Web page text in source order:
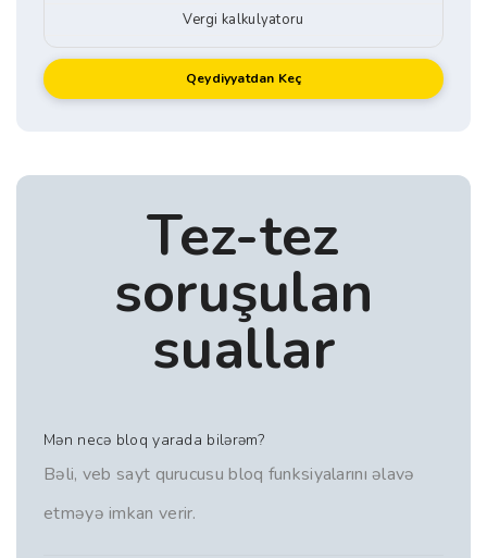
Vergi kalkulyatoru
Qeydiyyatdan Keç
Tez-tez
soruşulan
suallar
Mən necə bloq yarada bilərəm?
Bəli, veb sayt qurucusu bloq funksiyalarını əlavə
etməyə imkan verir.